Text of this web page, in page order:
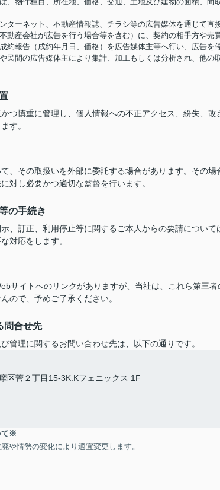
ターネット、不動産情報誌、チラシ等の広告媒体を通じて直
動産会社が広告を行う場合等を含む）に、契約の相手方や
約報告（成約年月日、価格）を広告媒体主等へ行い、広告を
民間の広告媒体主により集計、加工もしくは分析され、他の
つ慎重に管理し、個人情報への不正アクセス、紛失、
す。
、その取扱いを外部に委託する場合があります。その
対し必要かつ適切な監督を行います。
の手続き
、訂正、利用停止等に関するご本人からの要請につい
対応をします。
サイトへのリンクがありますが、当社は、これら第三
ので、予めご了承ください。
問合せ先
管理に関するお問い合わせ先は、以下の通りです。
区菅２丁目15-3K.Kフェニックス 1F
て※
や情勢の変化により適宜変更します。